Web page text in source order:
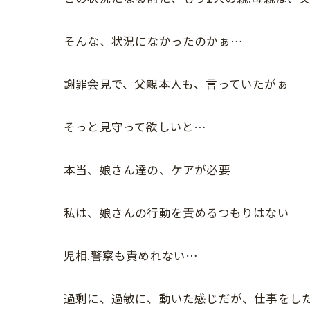
そんな、状況になかったのかぁ…
謝罪会見で、父親本人も、言っていたがぁ
そっと見守って欲しいと…
本当、娘さん達の、ケアが必要
私は、娘さんの行動を責めるつもりはない
児相.警察も責めれない…
過剰に、過敏に、動いた感じだが、仕事を